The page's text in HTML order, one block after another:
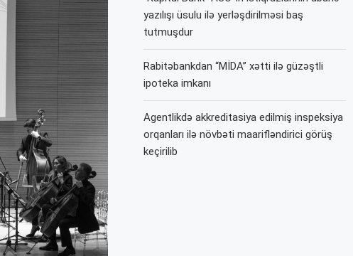
yazılışı üsulu ilə yerləşdirilməsi baş
tutmuşdur
Rabitəbankdan “MİDA” xətti ilə güzəştli
ipoteka imkanı
Agentlikdə akkreditasiya edilmiş inspeksiya
orqanları ilə növbəti maarifləndirici görüş
keçirilib